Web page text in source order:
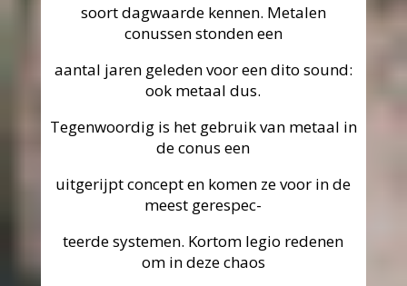
soort dagwaarde kennen. Metalen
conussen stonden een
aantal jaren geleden voor een dito sound:
ook metaal dus.
Tegenwoordig is het gebruik van metaal in
de conus een
uitgerijpt concept en komen ze voor in de
meest gerespec-
teerde systemen. Kortom legio redenen
om in deze chaos